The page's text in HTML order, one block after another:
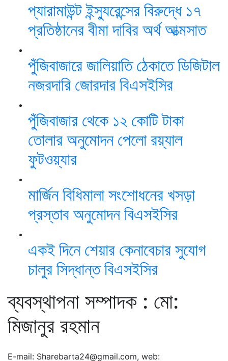
প্যারামাউন্ট ইন্স্যুরেন্সের বিরুদ্ধে ১৭
প্রতিষ্ঠানের বীমা দাবির অর্থ আত্মসাত
পুঁজিবাজারে জালিয়াতি ঠেকাতে ডিজিটাল
নজরদারি জোরদার বিএসইসির
পুঁজিবাজার থেকে ১২ কোটি টাকা
তোলার অনুমোদন পেলো রয়্যাল
ফুটওয়্যার
মার্জিন বিধিমালা সংশোধনের খসড়া
প্রস্তাব অনুমোদন বিএসইসির
একই দিনে শেয়ার কেনাবেচার সুযোগ
চালুর সিদ্ধান্ত বিএসইসির
ব্যবস্থাপনা সম্পাদক : মো:
মিজানুর রহমান
E-mail: Sharebarta24@gmail.com, web: